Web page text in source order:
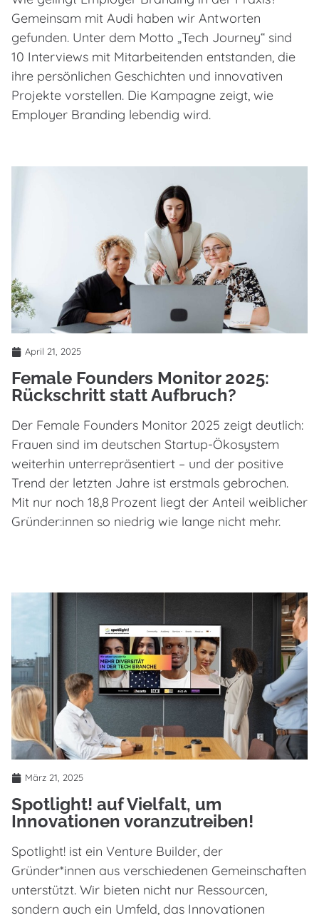
Gemeinsam mit Audi haben wir Antworten
gefunden. Unter dem Motto „Tech Journey“ sind
10 Interviews mit Mitarbeitenden entstanden, die
ihre persönlichen Geschichten und innovativen
Projekte vorstellen. Die Kampagne zeigt, wie
Employer Branding lebendig wird.
April 21, 2025
Female Founders Monitor 2025:
Rückschritt statt Aufbruch?
Der Female Founders Monitor 2025 zeigt deutlich:
Frauen sind im deutschen Startup-Ökosystem
weiterhin unterrepräsentiert – und der positive
Trend der letzten Jahre ist erstmals gebrochen.
Mit nur noch 18,8 Prozent liegt der Anteil weiblicher
Gründer:innen so niedrig wie lange nicht mehr.
März 21, 2025
Spotlight! auf Vielfalt, um
Innovationen voranzutreiben!
Spotlight! ist ein Venture Builder, der
Gründer*innen aus verschiedenen Gemeinschaften
unterstützt. Wir bieten nicht nur Ressourcen,
sondern auch ein Umfeld, das Innovationen